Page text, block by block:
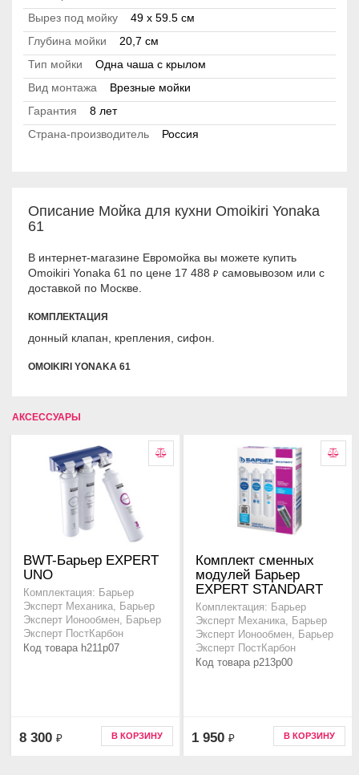
Вырез под мойку
49 x 59.5 см
Глубина мойки
20,7 см
Тип мойки
Одна чаша с крылом
Вид монтажа
Врезные мойки
Гарантия
8 лет
Страна-производитель
Россия
Описание Мойка для кухни Omoikiri Yonaka
61
В интернет-магазине Евромойка вы можете купить
Omoikiri Yonaka 61 по цене 17 488 ₽ самовывозом или с
доставкой по Москве.
КОМПЛЕКТАЦИЯ
донный клапан, крепления, сифон.
OMOIKIRI YONAKA 61
АКСЕССУАРЫ
BWT-Барьер EXPERT
UNO
Комплектация: Барьер
Эксперт Механика, Барьер
Эксперт Ионообмен, Барьер
Эксперт ПостКарбон
Код товара h211p07
8 300 ₽ В КОРЗИНУ
Комплект сменных
модулей Барьер
EXPERT STANDART
Комплектация: Барьер
Эксперт Механика, Барьер
Эксперт Ионообмен, Барьер
Эксперт ПостКарбон
Код товара p213p00
1 950 ₽ В КОРЗИНУ